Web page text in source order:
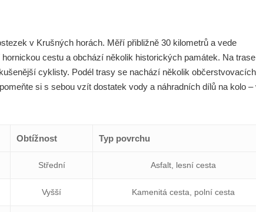
v Krušných horách. Měří přibližně 30 kilometrů a vede
cestu a obchází několik historických památek. Na
cyklisty. Podél trasy se nachází několik občerstvovacích
si s sebou vzít dostatek vody a náhradních dílů na kolo –
Obtížnost Typ povrchu
Střední Asfalt, lesní cesta
Vyšší Kamenitá cesta, polní cesta